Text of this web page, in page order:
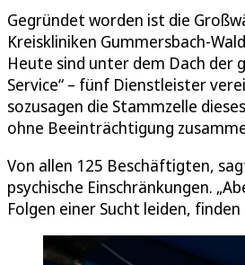
Gegründet worden ist die
Kreiskliniken Gummersbach-
Heute sind unter dem Dach der
Service“ – fünf Dienstleister
sozusagen die Stammzelle
ohne Beeinträchtigung
Von allen 125 Beschäftigten,
psychische Einschränkungen.
Folgen einer Sucht leiden,